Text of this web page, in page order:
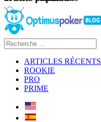
ARTICLES RÉCENTS
ROOKIE
PRO
PRIME